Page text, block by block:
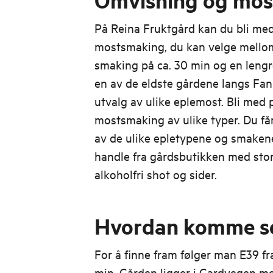
På Reina Fruktgård kan du bli
mostsmaking, du kan velge
smaking på ca. 30 min og en
en av de eldste gårdene langs
utvalg av ulike eplemost. Bli med
mostsmaking av ulike typer. Du
av de ulike epletypene og
handle fra gårdsbutikken med
alkoholfri shot og sider.
Hvordan komme
For å finne fram følger man E39